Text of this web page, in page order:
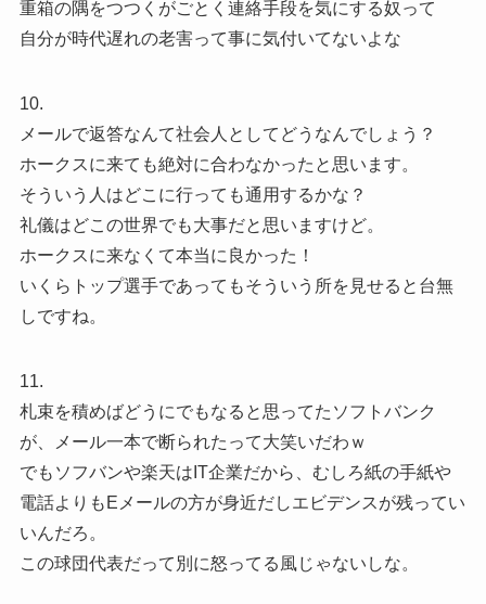
重箱の隅をつつくがごとく連絡手段を気にする奴って
自分が時代遅れの老害って事に気付いてないよな
10.
メールで返答なんて社会人としてどうなんでしょう？
ホークスに来ても絶対に合わなかったと思います。
そういう人はどこに行っても通用するかな？
礼儀はどこの世界でも大事だと思いますけど。
ホークスに来なくて本当に良かった！
いくらトップ選手であってもそういう所を見せると台無
しですね。
11.
札束を積めばどうにでもなると思ってたソフトバンク
が、メール一本で断られたって大笑いだわｗ
でもソフバンや楽天はIT企業だから、むしろ紙の手紙や
電話よりもEメールの方が身近だしエビデンスが残ってい
いんだろ。
この球団代表だって別に怒ってる風じゃないしな。